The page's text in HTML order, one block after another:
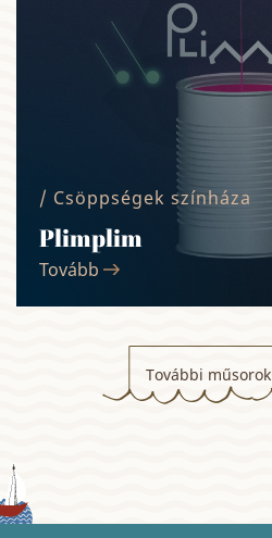
/ Csöppségek színháza
Plimplim
Tovább
További műsorok